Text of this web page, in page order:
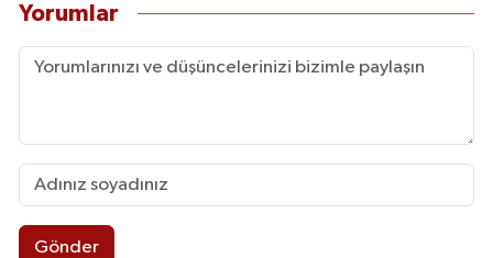
Yorumlar
Gönder